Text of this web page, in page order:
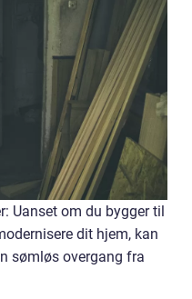
Uanset om du bygger til
dit hjem, kan
sømløs overgang fra